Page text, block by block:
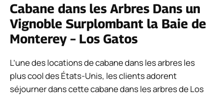
Cabane dans les Arbres Dans un
Vignoble Surplombant la Baie de
Monterey – Los Gatos
L’une des locations de cabane dans les arbres les
plus cool des États-Unis, les clients adorent
séjourner dans cette cabane dans les arbres de Los